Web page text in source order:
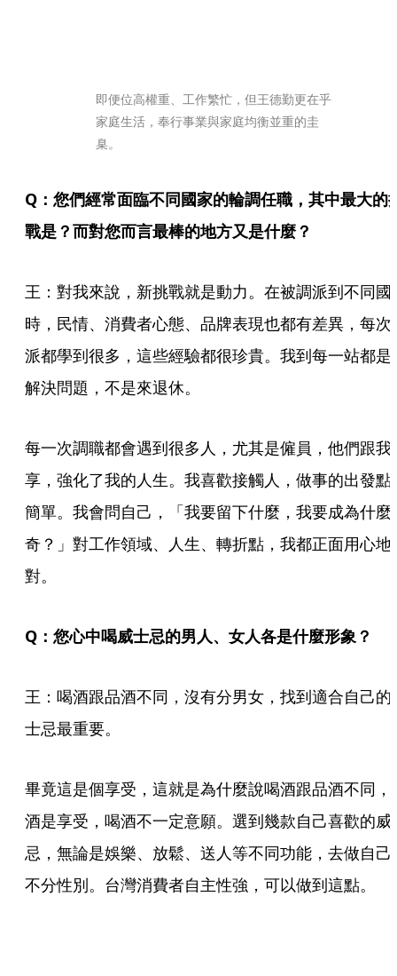
即便位高權重、工作繁忙，但王德勤更在乎
家庭生活，奉行事業與家庭均衡並重的圭
臬。
Q：您們經常面臨不同國家的輪調任職，其中最大的
戰是？而對您而言最棒的地方又是什麼？
王：對我來說，新挑戰就是動力。在被調派到不同國
時，民情、消費者心態、品牌表現也都有差異，每次
派都學到很多，這些經驗都很珍貴。我到每一站都是
解決問題，不是來退休。
每一次調職都會遇到很多人，尤其是僱員，他們跟我
享，強化了我的人生。我喜歡接觸人，做事的出發點
簡單。我會問自己，「我要留下什麼，我要成為什麼
奇？」對工作領域、人生、轉折點，我都正面用心地
對。
Q：您心中喝威士忌的男人、女人各是什麼形象？
王：喝酒跟品酒不同，沒有分男女，找到適合自己的
士忌最重要。
畢竟這是個享受，這就是為什麼說喝酒跟品酒不同，
酒是享受，喝酒不一定意願。選到幾款自己喜歡的威
忌，無論是娛樂、放鬆、送人等不同功能，去做自己
不分性別。台灣消費者自主性強，可以做到這點。